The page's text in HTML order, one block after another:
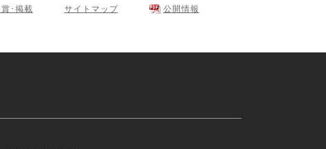
･掲載 サイトマップ 公開情報